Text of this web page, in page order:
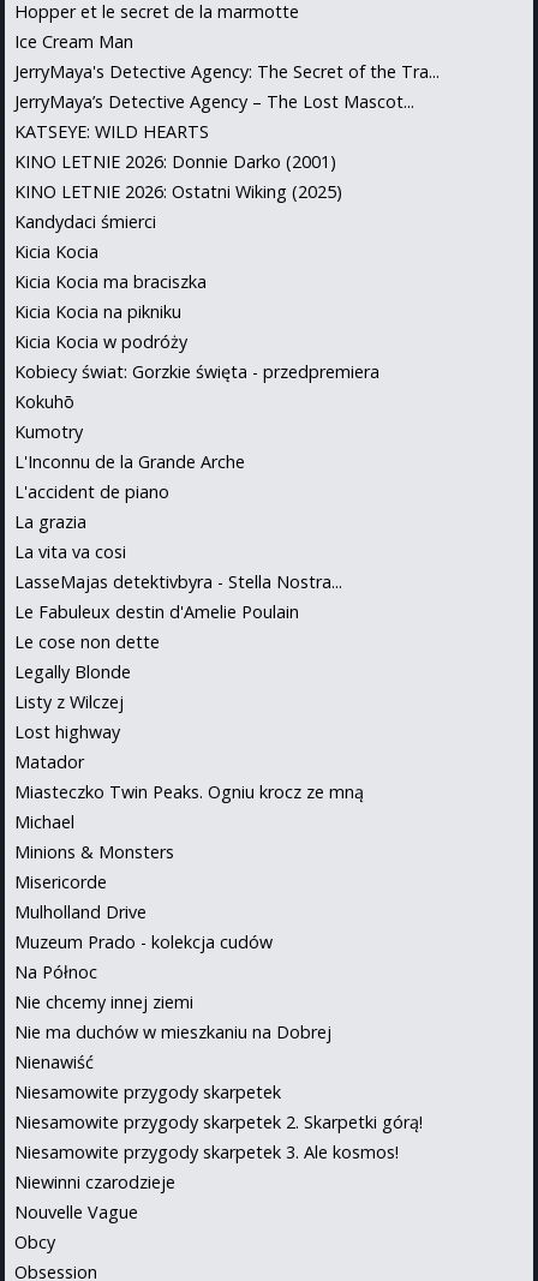
Hopper et le secret de la marmotte
Ice Cream Man
JerryMaya's Detective Agency: The Secret of the Tra...
JerryMaya’s Detective Agency – The Lost Mascot...
KATSEYE: WILD HEARTS
KINO LETNIE 2026: Donnie Darko (2001)
KINO LETNIE 2026: Ostatni Wiking (2025)
Kandydaci śmierci
Kicia Kocia
Kicia Kocia ma braciszka
Kicia Kocia na pikniku
Kicia Kocia w podróży
Kobiecy świat: Gorzkie święta - przedpremiera
Kokuhō
Kumotry
L'Inconnu de la Grande Arche
L'accident de piano
La grazia
La vita va cosi
LasseMajas detektivbyra - Stella Nostra...
Le Fabuleux destin d'Amelie Poulain
Le cose non dette
Legally Blonde
Listy z Wilczej
Lost highway
Matador
Miasteczko Twin Peaks. Ogniu krocz ze mną
Michael
Minions & Monsters
Misericorde
Mulholland Drive
Muzeum Prado - kolekcja cudów
Na Północ
Nie chcemy innej ziemi
Nie ma duchów w mieszkaniu na Dobrej
Nienawiść
Niesamowite przygody skarpetek
Niesamowite przygody skarpetek 2. Skarpetki górą!
Niesamowite przygody skarpetek 3. Ale kosmos!
Niewinni czarodzieje
Nouvelle Vague
Obcy
Obsession